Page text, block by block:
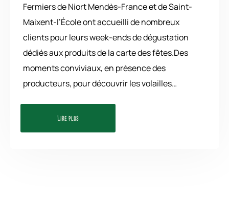
Fermiers de Niort Mendès-France et de Saint-
Maixent-l’École ont accueilli de nombreux
clients pour leurs week-ends de dégustation
dédiés aux produits de la carte des fêtes.Des
moments conviviaux, en présence des
producteurs, pour découvrir les volailles…
Lire plus